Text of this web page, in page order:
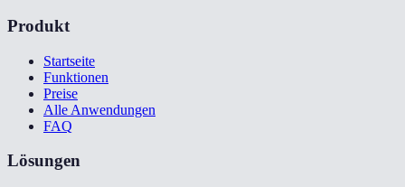
Produkt
Startseite
Funktionen
Preise
Alle Anwendungen
FAQ
Lösungen